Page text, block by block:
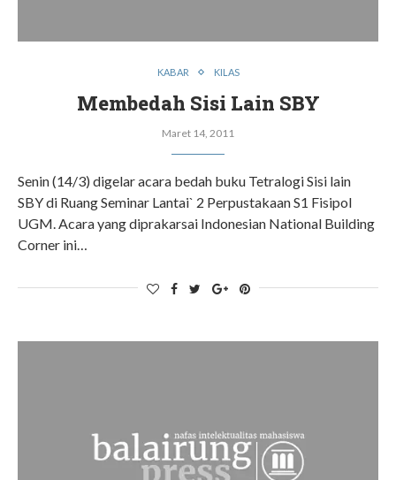
KABAR KILAS
Membedah Sisi Lain SBY
Maret 14, 2011
Senin (14/3) digelar acara bedah buku Tetralogi Sisi lain
SBY di Ruang Seminar Lantai` 2 Perpustakaan S1 Fisipol
UGM. Acara yang diprakarsai Indonesian National Building
Corner ini…